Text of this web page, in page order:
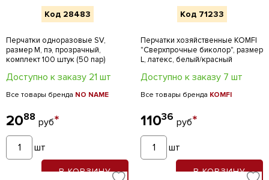
Код 28483
Перчатки одноразовые SV,
размер M, пэ, прозрачный,
комплект 100 штук (50 пар)
Доступно к заказу 21 шт
Все товары бренда NO NAME
2088 руб*
шт
В КОРЗИНУ
Код 71233
Перчатки хозяйственные KOMFI
"Сверхпрочные биколор", размер
L, латекс, белый/красный
Доступно к заказу 7 шт
Все товары бренда KOMFI
11036 руб*
шт
В КОРЗИНУ